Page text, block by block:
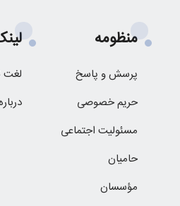
منظومه
پرسش و پاسخ
حریم خصوصی
مسئولیت اجتماعی
حامیان
مؤسسان
لغت